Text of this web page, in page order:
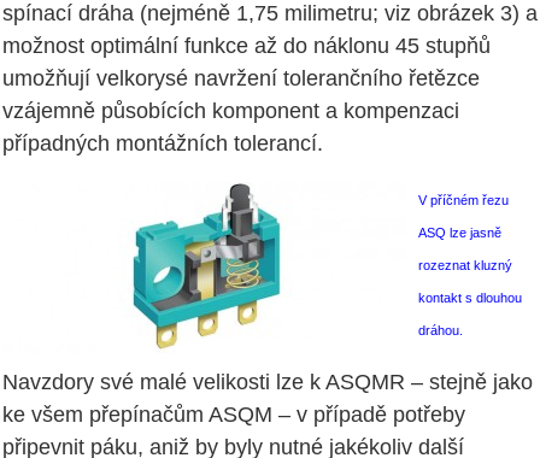
spínací dráha (nejméně 1,75 milimetru; viz obrázek 3) a
možnost optimální funkce až do náklonu 45 stupňů
umožňují velkorysé navržení tolerančního řetězce
vzájemně působících komponent a kompenzaci
případných montážních tolerancí.
V příčném řezu
ASQ lze jasně
rozeznat kluzný
kontakt s dlouhou
dráhou.
Navzdory své malé velikosti lze k ASQMR – stejně jako
ke všem přepínačům ASQM – v případě potřeby
připevnit páku, aniž by byly nutné jakékoliv další